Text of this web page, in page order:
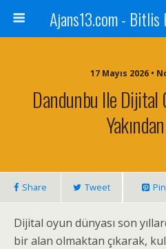
17 Mayıs 2026 •
Dandunbu Ile Dijital
Share Tweet Pin
Dijital oyun dünyası son
bir alan olmaktan çıkarak,